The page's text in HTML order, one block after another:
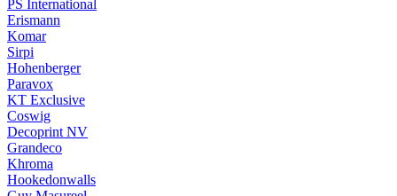
PS International
Erismann
Komar
Sirpi
Hohenberger
Paravox
KT Exclusive
Coswig
Decoprint NV
Grandeco
Khroma
Hookedonwalls